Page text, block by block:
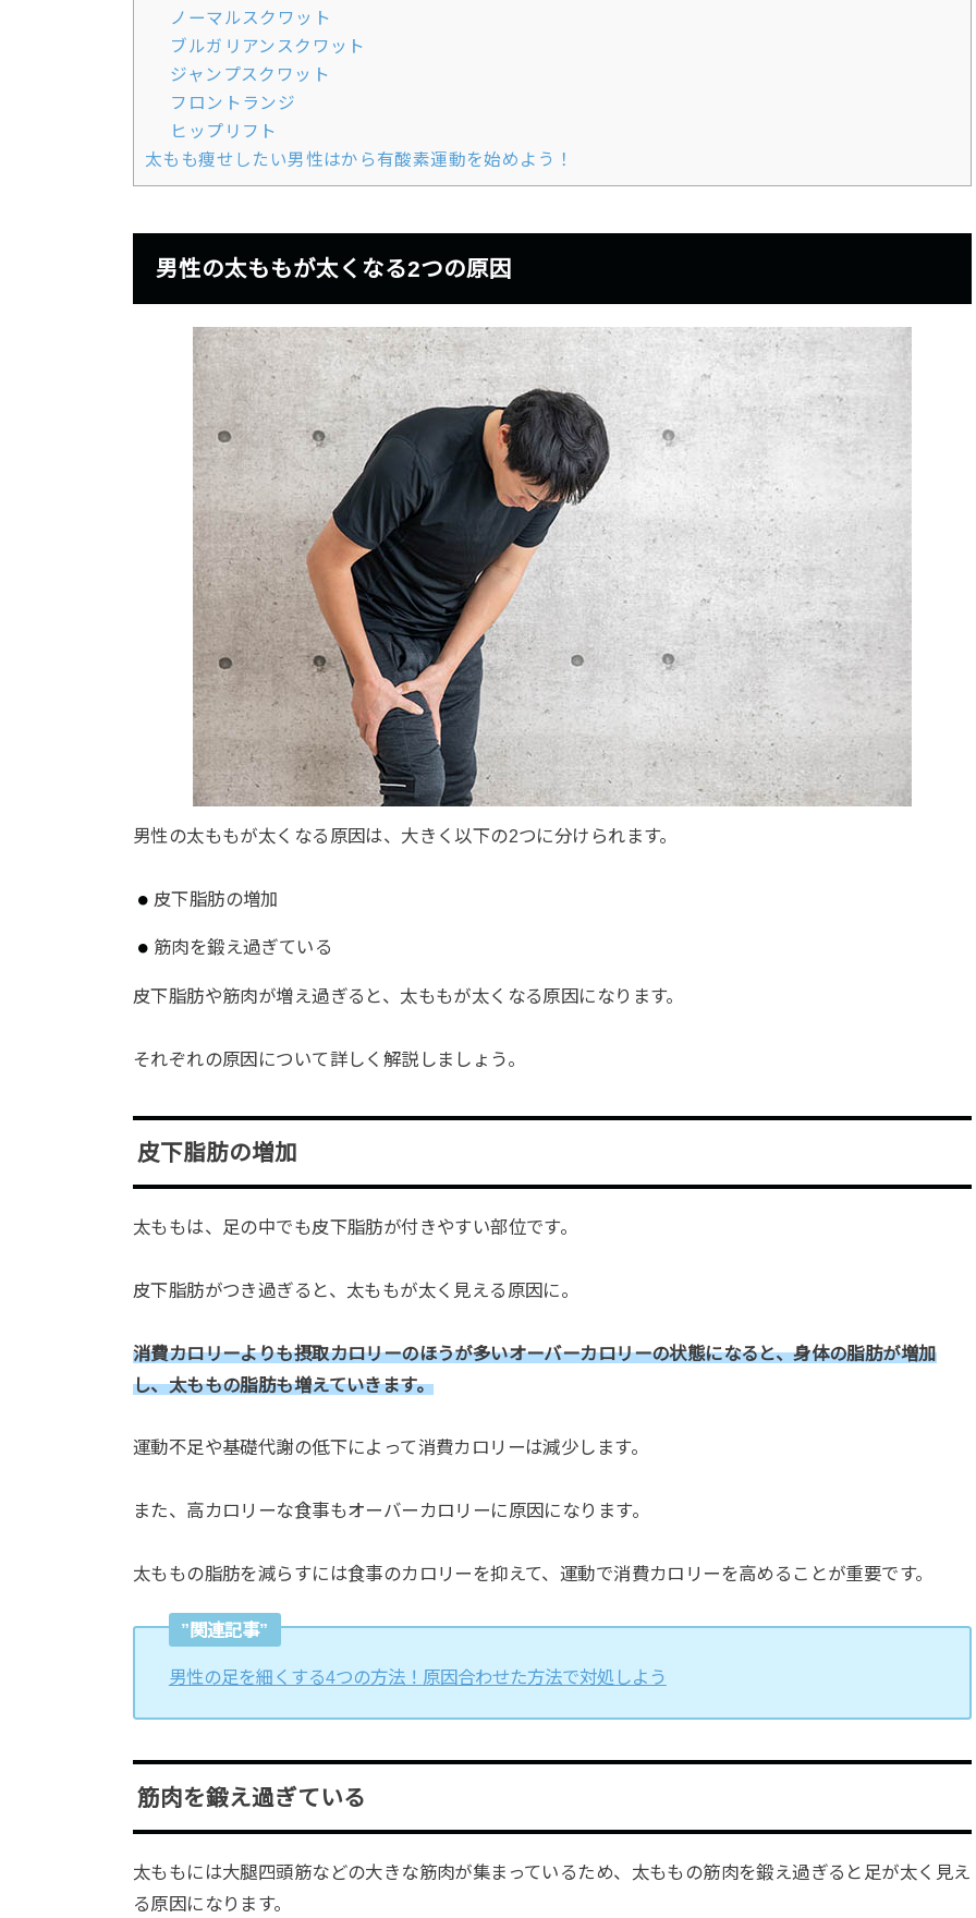
ノーマルスクワット
ブルガリアンスクワット
ジャンプスクワット
フロントランジ
ヒップリフト
太もも痩せしたい男性はから有酸素運動を始めよう！
男性の太ももが太くなる2つの原因
男性の太ももが太くなる原因は、大きく以下の2つに分けられます。
皮下脂肪の増加
筋肉を鍛え過ぎている
皮下脂肪や筋肉が増え過ぎると、太ももが太くなる原因になります。
それぞれの原因について詳しく解説しましょう。
皮下脂肪の増加
太ももは、足の中でも皮下脂肪が付きやすい部位です。
皮下脂肪がつき過ぎると、太ももが太く見える原因に。
消費カロリーよりも摂取カロリーのほうが多いオーバーカロリーの状態になると、身体の脂肪が増加
し、太ももの脂肪も増えていきます。
運動不足や基礎代謝の低下によって消費カロリーは減少します。
また、高カロリーな食事もオーバーカロリーに原因になります。
太ももの脂肪を減らすには食事のカロリーを抑えて、運動で消費カロリーを高めることが重要です。
”関連記事”
男性の足を細くする4つの方法！原因合わせた方法で対処しよう
筋肉を鍛え過ぎている
太ももには大腿四頭筋などの大きな筋肉が集まっているため、太ももの筋肉を鍛え過ぎると足が太く見え
る原因になります。